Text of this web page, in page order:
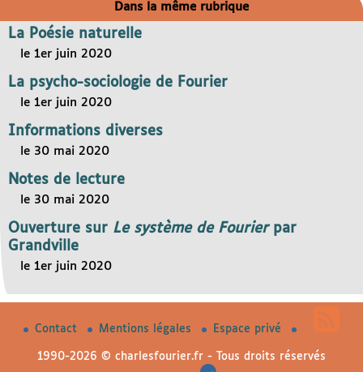
Dans la même rubrique
La Poésie naturelle
le 1er juin 2020
La psycho-sociologie de Fourier
le 1er juin 2020
Informations diverses
le 30 mai 2020
Notes de lecture
le 30 mai 2020
Ouverture sur Le système de Fourierpar
Grandville
le 1er juin 2020
Contact Mentions légales Espace privé
1990-2026 © charlesfourier.fr - Tous droits réservés